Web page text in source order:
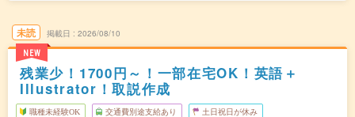
未読
NEW
掲載日 2026/08/10
残業少！1700円～！一部在宅OK！英語＋
Illustrator！取説作成
職種未経験OK 交通費別途支給あり 土日祝日が休み